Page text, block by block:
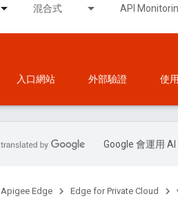
混合式 API
入口網站 外部驗證 使
Google 會運用
Apigee Edge Edge for Private Cloud